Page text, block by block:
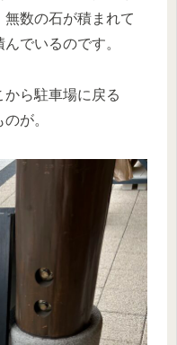
数の石が積まれて
でいるのです。
ら駐車場に戻る
が。